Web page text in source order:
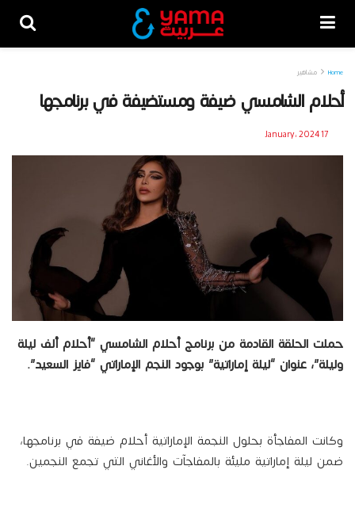
Home مشاهير
أحلام الشامسي ضيفة ومستضيفة في برنامجها
17 January، 2024
حملت الحلقة القادمة من برنامج أحلام الشامسي “أحلام ألف ليلة
وليلة”، عنوان “ليلة إماراتية” بوجود النجم الإماراتي “فايز السعيد”.
وكانت المفاجأة بحلول النجمة الإماراتية أحلام ضيفة في برنامجها،
ضمن ليلة إماراتية مليئة بالمفاجآت والأغاني التي تجمع النجمين.